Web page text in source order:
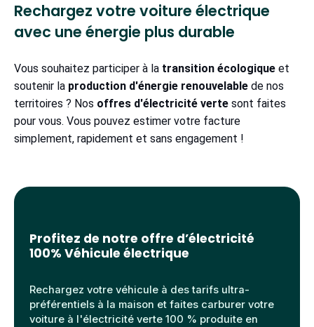
Rechargez votre voiture électrique
avec une énergie plus durable
Vous souhaitez participer à la transition écologique et
soutenir la production d'énergie renouvelable de nos
territoires ? Nos offres d'électricité verte sont faites
pour vous. Vous pouvez estimer votre facture
simplement, rapidement et sans engagement !
Profitez de notre offre d’électricité
100% Véhicule électrique
Rechargez votre véhicule à des tarifs ultra-
préférentiels à la maison et faites carburer votre
voiture à l'électricité verte 100 % produite en